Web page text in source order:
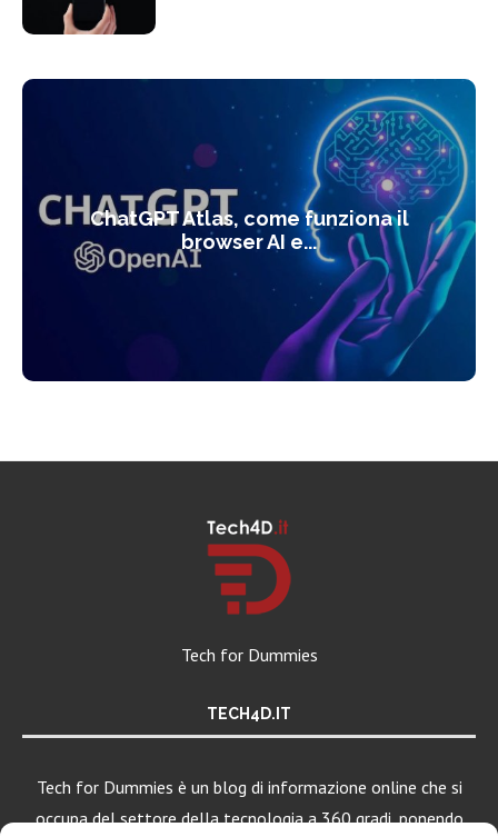
ChatGPT Atlas, come funziona il
browser AI e...
Tech for Dummies
TECH4D.IT
Tech for Dummies è un blog di informazione online che si
occupa del settore della tecnologia a 360 gradi, ponendo